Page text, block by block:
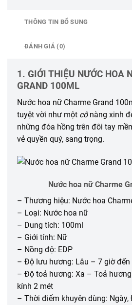
THÔNG TIN BỔ SUNG
ĐÁNH GIÁ (0)
1. GIỚI THIỆU NƯỚC HOA
GRAND 100ML
Nước hoa nữ Charme Grand
tuyệt vời như một cô nàng xinh
những đóa hồng trên đôi tay
vẻ quyền quý, sang trọng.
Nước hoa nữ Charme
– Thương hiệu: Nước hoa
– Loại: Nước hoa nữ
– Dung tích: 100ml
– Giới tính: Nữ
– Nồng độ: EDP
– Độ lưu hương: Lâu – 7 giờ đến
– Độ toả hương: Xa – Toả
kính 2 mét
– Thời điểm khuyên dùng: Ngày,